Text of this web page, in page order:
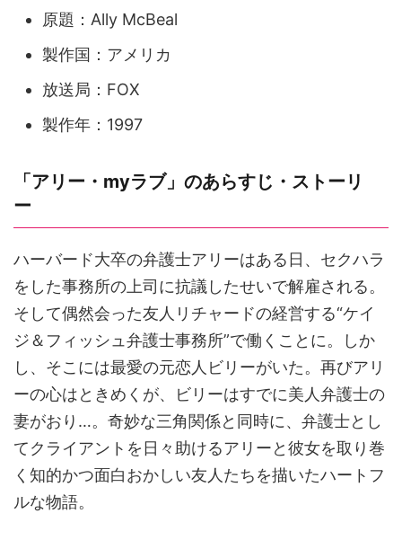
原題：Ally McBeal
製作国：アメリカ
放送局：FOX
製作年：1997
「アリー・myラブ」のあらすじ・ストーリ
ー
ハーバード大卒の弁護士アリーはある日、セクハラ
をした事務所の上司に抗議したせいで解雇される。
そして偶然会った友人リチャードの経営する“ケイ
ジ＆フィッシュ弁護士事務所”で働くことに。しか
し、そこには最愛の元恋人ビリーがいた。再びアリ
ーの心はときめくが、ビリーはすでに美人弁護士の
妻がおり…。奇妙な三角関係と同時に、弁護士とし
てクライアントを日々助けるアリーと彼女を取り巻
く知的かつ面白おかしい友人たちを描いたハートフ
ルな物語。